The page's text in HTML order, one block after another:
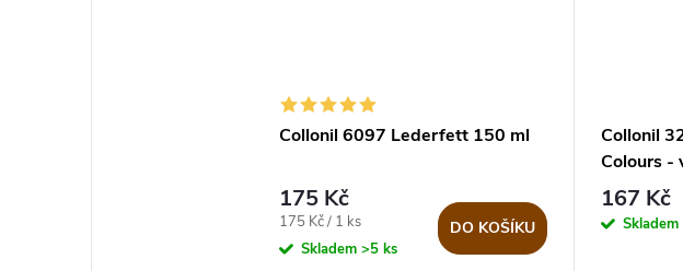
Collonil 6097 Lederfett 150 ml
175 Kč
Měrná
cena:
175 Kč / 1 ks
Skladem >5 ks
DO KOŠÍKU
Collonil
Colours -
167 Kč
Skladem